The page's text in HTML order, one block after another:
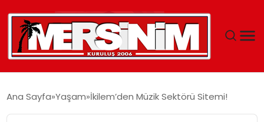
YAŞAM
Ana Sayfa Yaşam İkilem’den Müzik Sektörü Sitemi!